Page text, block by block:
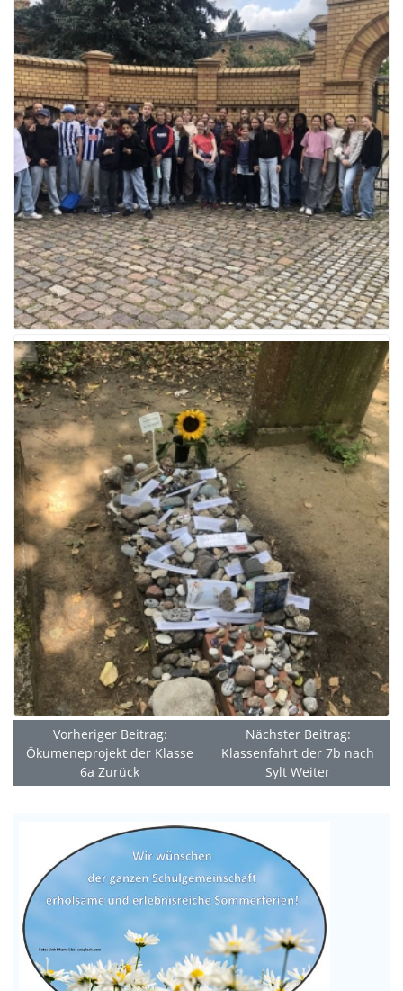
Vorheriger Beitrag:
Ökumeneprojekt der Klasse
6aZurück
Nächster Beitrag:
Klassenfahrt der 7b nach
SyltWeiter